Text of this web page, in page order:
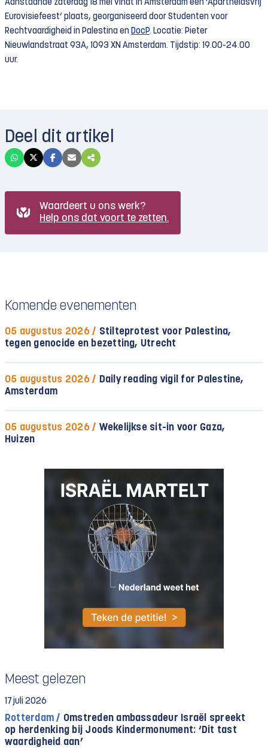
Aanstaande zaterdag 18 mei vindt in Amsterdam een ‘Apartheidsvrij
Eurovisiefeest’ plaats, georganiseerd door Studenten voor
Rechtvaardigheid in Palestina en DocP. Locatie: Pieter
Nieuwlandstraat 93A, 1093 XN Amsterdam. Tijdstip: 19.00-24.00
uur.
Deel dit artikel
Waardeert u ons werk?
Help ons dat voort te zetten.
Komende evenementen
05 augustus 2026 / Stilteprotest voor Palestina,
tegen genocide en bezetting, Utrecht
05 augustus 2026 / Daily reading vigil for Palestine,
Amsterdam
05 augustus 2026 / Wekelijkse sit-in voor Gaza,
Huizen
Meest gelezen
17 juli 2026
Rotterdam / Omstreden ambassadeur Israël spreekt
op herdenking bij Joods Kindermonument: ‘Dit tast
waardigheid aan’